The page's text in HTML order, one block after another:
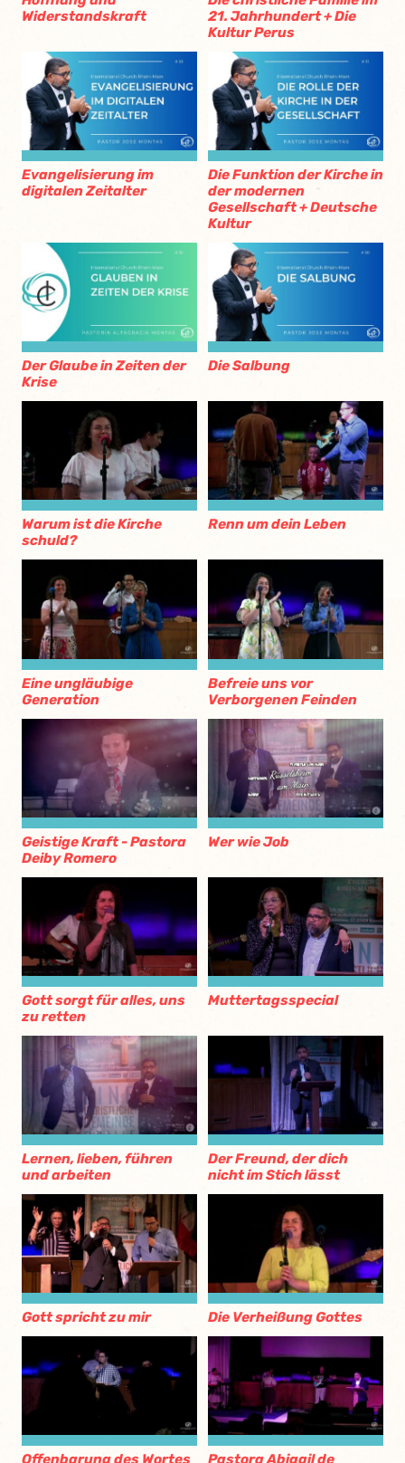
Widerstandskraft
21. Jahrhundert + Die
Kultur Perus
Evangelisierung im
digitalen Zeitalter
Die Funktion der Kirche in
der modernen
Gesellschaft + Deutsche
Kultur
Der Glaube in Zeiten der
Krise
Die Salbung
Warum ist die Kirche
schuld?
Renn um dein Leben
Eine ungläubige
Generation
Befreie uns vor
Verborgenen Feinden
Geistige Kraft - Pastora
Deiby Romero
Wer wie Job
Gott sorgt für alles, uns
zu retten
Muttertagsspecial
Lernen, lieben, führen
und arbeiten
Der Freund, der dich
nicht im Stich lässt
Gott spricht zu mir Die Verheißung Gottes
Offenbarung des Wortes
Pastora Abigail de